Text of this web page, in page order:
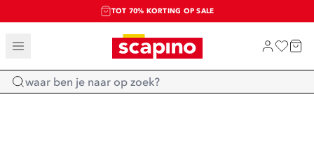
TOT 70% KORTING OP SALE
SALE: LAATSTE KANS!
SHOP NIEUW
Home